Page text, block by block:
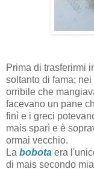
Prima di trasferirmi
soltanto di fama;
orribile che
facevano un pane
finì e i greci
mais sparì e è
ormai vecchio.
La bobota era
di mais secondo